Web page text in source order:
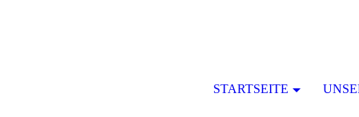
STARTSEITE